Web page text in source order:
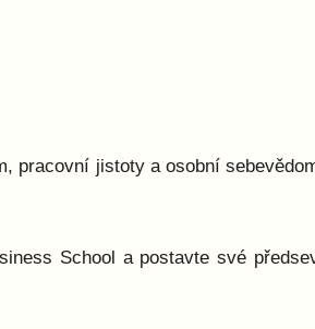
pracovní jistoty a osobní
School a postavte své